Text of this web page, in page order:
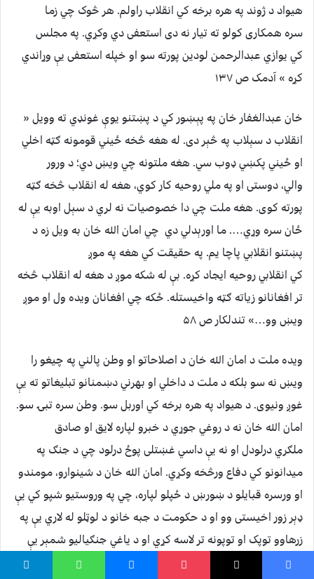
هیواد د ژوند په هره برخه کي انقلاب راولم. هر څوک چي زما
سره همکاری کولو ته تیار نه دی استعفی دي وکړي. په مجلس
کي یوازي عبدالرحمن لودین پورته سو او خپله استعفی یې وړاندي
کړه » آدمک ص ۱۳۷
خان عبدالغفار خان په پېښور کي د پښتنو یوې غونډي ته وویل «
انقلاب د سېلاب په څېر دی. له هغه څخه ځیني قومونه ګټه اخلي
او ځیني پکښي ډوب سي. هغه ملتونه چي ویښ دي؛ د ورور
والي، دوستی او په ملي روحیه کار کوي، هغه له انقلاب څخه ګټه
پورته کوی. هغه ملت چي دا خصوصیات نه لري د سېل اوبه یې له
ځان سره وړي…. ما اورېدلي دي چي امان الله خان به ویل زه د
پښتنو انقلابي پاچا یم. په حقیقت کي هغه په موږ
کي انقلابي روحیه ایجاد کړه. بې له شکه موږ د هغه له انقلاب څخه
تر افغانانو زیاته ګټه واخیستله. ځکه چي افغانان ویده ول او موږ
ویښ وو…» تندلکار ص ۵۸
ویده ملت د امان الله خان د اصلاحاتو او وطن پالني په چیغو را
ویښ نه سو بلکه د ملت د داخلي او بهرني دښمنانو تبلیغاتو ته یې
غوږ ونیوی. د هیواد په هره برخه کي اوربل سو. وطن سره تبۍ سو.
امان الله خان نه د روغي جوړي د خبرو لپاره لایق او صادق
ملګري درلودل او نه یې داسي غښتلی پوځ درلود چي د جنګ په
میدانونو کي دفاع ورڅخه وکړي. امان الله خان د شینوارو، مومندو
او ورسره قبایلو د ښورښ د ځپلو لپاره، چي په وروستیو شپو کي یې
ډېر زور اخیستی وو او د حکومت د جبه خانو د لوټلو له لاري یې په
زرهاوو توپک او توپونه تر لاسه کړي او د یاغي جنګیالیو شمېر یې
څلوېښتو زرو تنو ته رسېدی، له هري وسیلې څخه کار واخیست.